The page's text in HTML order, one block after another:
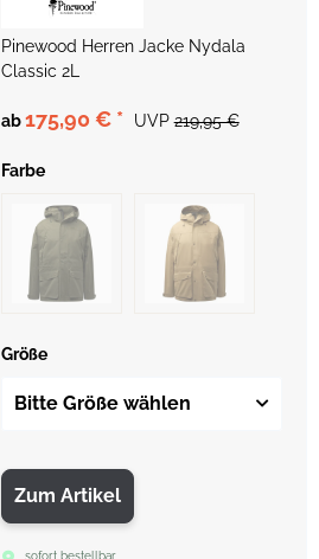
Pinewood Herren Jacke Nydala
Classic 2L
ab175,90 € * UVP 219,95 €
Farbe
Größe
Bitte Größe wählen
Zum Artikel
sofort bestellbar